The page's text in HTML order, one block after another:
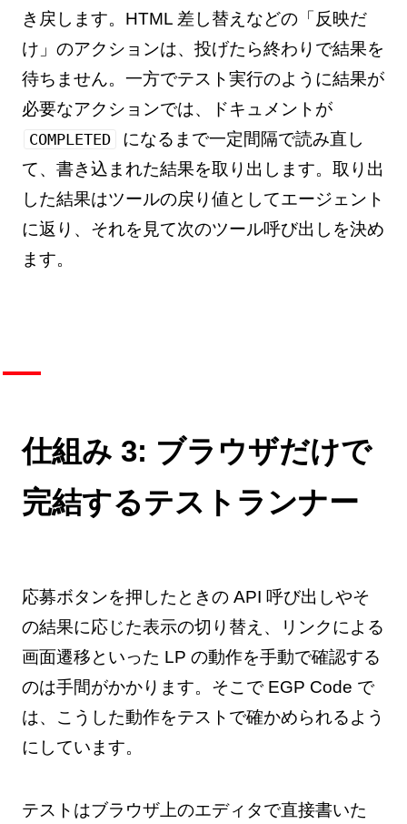
き戻します。HTML 差し替えなどの「反映だ
け」のアクションは、投げたら終わりで結果を
待ちません。一方でテスト実行のように結果が
必要なアクションでは、ドキュメントが
COMPLETED
になるまで一定間隔で読み直し
て、書き込まれた結果を取り出します。取り出
した結果はツールの戻り値としてエージェント
に返り、それを見て次のツール呼び出しを決め
ます。
仕組み 3: ブラウザだけで
完結するテストランナー
応募ボタンを押したときの API 呼び出しやそ
の結果に応じた表示の切り替え、リンクによる
画面遷移といった LP の動作を手動で確認する
のは手間がかかります。そこで EGP Code で
は、こうした動作をテストで確かめられるよう
にしています。
テストはブラウザ上のエディタで直接書いた